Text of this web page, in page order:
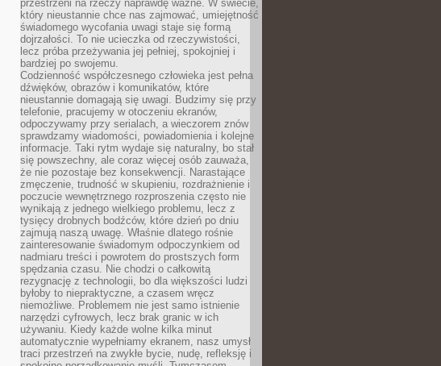
przestrzeni na rzeczy naprawdę ważne. W świecie,
który nieustannie chce nas zajmować, umiejętność
świadomego wycofania uwagi staje się formą
dojrzałości. To nie ucieczka od rzeczywistości,
lecz próba przeżywania jej pełniej, spokojniej i
bardziej po swojemu.
Codzienność współczesnego człowieka jest pełna
dźwięków, obrazów i komunikatów, które
nieustannie domagają się uwagi. Budzimy się przy
telefonie, pracujemy w otoczeniu ekranów,
odpoczywamy przy serialach, a wieczorem znów
sprawdzamy wiadomości, powiadomienia i kolejne
informacje. Taki rytm wydaje się naturalny, bo stał
się powszechny, ale coraz więcej osób zauważa,
że nie pozostaje bez konsekwencji. Narastające
zmęczenie, trudność w skupieniu, rozdrażnienie i
poczucie wewnętrznego rozproszenia często nie
wynikają z jednego wielkiego problemu, lecz z
tysięcy drobnych bodźców, które dzień po dniu
zajmują naszą uwagę. Właśnie dlatego rośnie
zainteresowanie świadomym odpoczynkiem od
nadmiaru treści i powrotem do prostszych form
spędzania czasu. Nie chodzi o całkowitą
rezygnację z technologii, bo dla większości ludzi
byłoby to niepraktyczne, a czasem wręcz
niemożliwe. Problemem nie jest samo istnienie
narzędzi cyfrowych, lecz brak granic w ich
używaniu. Kiedy każde wolne kilka minut
automatycznie wypełniamy ekranem, nasz umysł
traci przestrzeń na zwykłe bycie, nudę, refleksję i